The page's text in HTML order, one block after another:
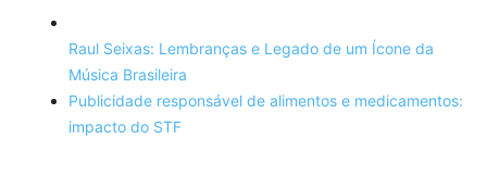
Raul Seixas: Lembranças e Legado de um Ícone da
Música Brasileira
Publicidade responsável de alimentos e medicamentos:
impacto do STF